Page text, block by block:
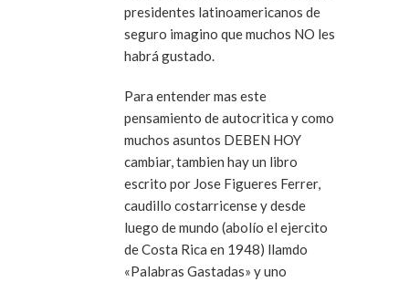
presidentes latinoamericanos de
seguro imagino que muchos NO les
habrá gustado.
Para entender mas este
pensamiento de autocritica y como
muchos asuntos DEBEN HOY
cambiar, tambien hay un libro
escrito por Jose Figueres Ferrer,
caudillo costarricense y desde
luego de mundo (abolío el ejercito
de Costa Rica en 1948) llamdo
«Palabras Gastadas» y uno